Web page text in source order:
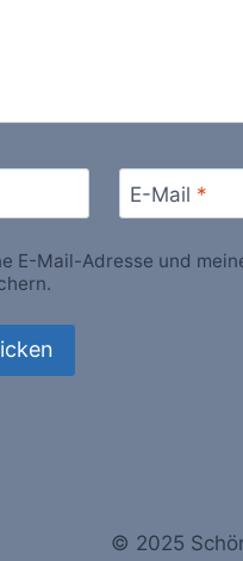
E-Mail *
E-Mail-Adresse und
© 2025